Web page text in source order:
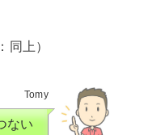
同上）
Tomy
ない